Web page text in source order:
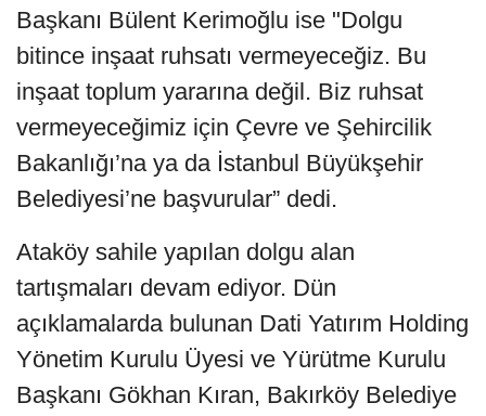
Başkanı Bülent Kerimoğlu ise "Dolgu
bitince inşaat ruhsatı vermeyeceğiz. Bu
inşaat toplum yararına değil. Biz ruhsat
vermeyeceğimiz için Çevre ve Şehircilik
Bakanlığı’na ya da İstanbul Büyükşehir
Belediyesi’ne başvurular” dedi.
Ataköy sahile yapılan dolgu alan
tartışmaları devam ediyor. Dün
açıklamalarda bulunan Dati Yatırım Holding
Yönetim Kurulu Üyesi ve Yürütme Kurulu
Başkanı Gökhan Kıran, Bakırköy Belediye